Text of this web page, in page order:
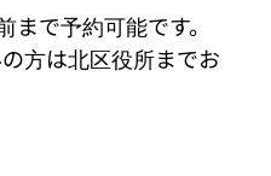
で予約可能です。
方は北区役所までお